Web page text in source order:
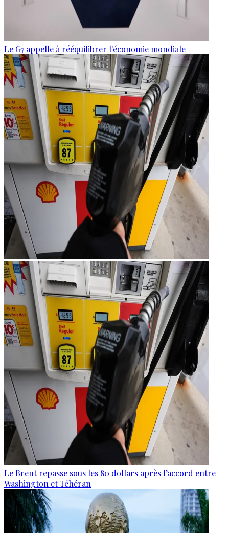
Le G7 appelle à rééquilibrer l'économie mondiale
Le Brent repasse sous les 80 dollars après l’accord entre
Washington et Téhéran